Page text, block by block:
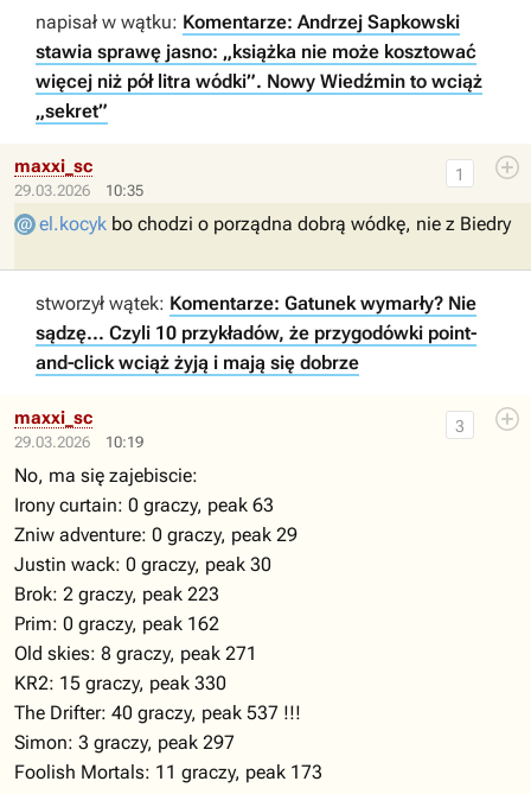
napisał w wątku: Komentarze: Andrzej Sapkowski
stawia sprawę jasno: „książka nie może kosztować
więcej niż pół litra wódki”. Nowy Wiedźmin to wciąż
„sekret”
29.03.2026 10:35
1
maxxi_sc
el.kocyk bo chodzi o porządna dobrą wódkę, nie z Biedry
stworzył wątek: Komentarze: Gatunek wymarły? Nie
sądzę... Czyli 10 przykładów, że przygodówki point-
and-click wciąż żyją i mają się dobrze
29.03.2026 10:19
3
maxxi_sc
No, ma się zajebiscie:
Irony curtain: 0 graczy, peak 63
Zniw adventure: 0 graczy, peak 29
Justin wack: 0 graczy, peak 30
Brok: 2 graczy, peak 223
Prim: 0 graczy, peak 162
Old skies: 8 graczy, peak 271
KR2: 15 graczy, peak 330
The Drifter: 40 graczy, peak 537 !!!
Simon: 3 graczy, peak 297
Foolish Mortals: 11 graczy, peak 173